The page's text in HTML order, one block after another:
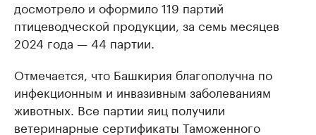
досмотрело и оформило 119 партий
птицеводческой продукции, за семь месяцев
2024 года — 44 партии.
Отмечается, что Башкирия благополучна по
инфекционным и инвазивным заболеваниям
животных. Все партии яиц получили
ветеринарные сертификаты Таможенного